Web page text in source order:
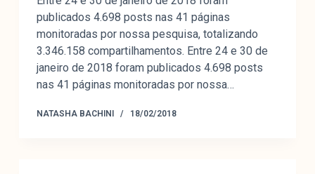
publicados 4.698 posts nas 41 páginas
monitoradas por nossa pesquisa, totalizando
3.346.158 compartilhamentos. Entre 24 e 30 de
janeiro de 2018 foram publicados 4.698 posts
nas 41 páginas monitoradas por nossa…
NATASHA BACHINI 18/02/2018